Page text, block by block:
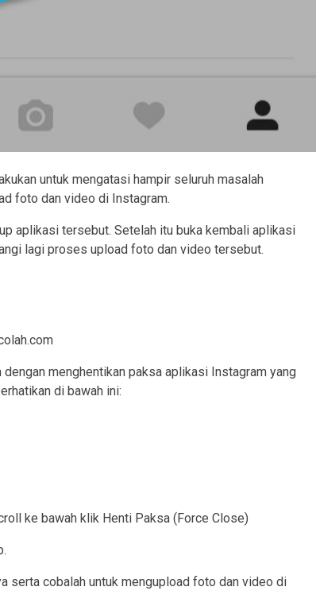
untuk mengatasi hampir seluruh masalah
foto dan video di Instagram.
aplikasi tersebut. Setelah itu buka kembali aplikasi
lagi proses upload foto dan video tersebut.
menghentikan paksa aplikasi Instagram yang
di bawah ini:
ke bawah klik Henti Paksa (Force Close)
serta cobalah untuk mengupload foto dan video di